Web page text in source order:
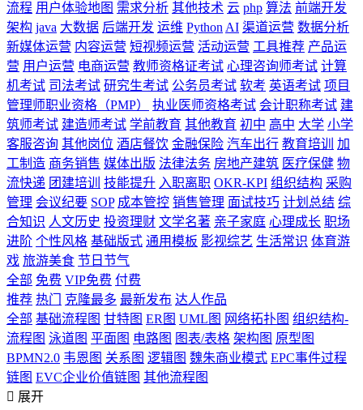
流程 用户体验地图 需求分析 其他技术 云 php 算法 前端开发
架构 java 大数据 后端开发 运维 Python AI 渠道运营 数据分析
新媒体运营 内容运营 短视频运营 活动运营 工具推荐 产品运
营 用户运营 电商运营 教师资格证考试 心理咨询师考试 计算
机考试 司法考试 研究生考试 公务员考试 软考 英语考试 项目
管理师职业资格（PMP）
执业医师资格考试 会计职称考试 建
筑师考试 建造师考试 学前教育 其他教育 初中 高中 大学 小学
客服咨询 其他岗位 酒店餐饮 金融保险 汽车出行 教育培训
加
工制造 商务销售 媒体出版 法律法务 房地产建筑 医疗保健 物
流快递 团建培训 技能提升 入职离职 OKR-KPI 组织结构 采购
管理 会议纪要 SOP 成本管控 销售管理 面试技巧 计划总结 综
合知识 人文历史 投资理财 文学名著 亲子家庭 心理成长 职场
进阶 个性风格 基础版式 通用模板 影视综艺 生活常识 体育游
戏 旅游美食 节日节气
全部 免费 VIP免费 付费
推荐 热门 克隆最多 最新发布 达人作品
全部 基础流程图 甘特图 ER图 UML图 网络拓扑图 组织结构-
流程图 泳道图 平面图 电路图 图表/表格 架构图 原型图
BPMN2.0 韦恩图 关系图 逻辑图 魏朱商业模式 EPC事件过程
链图 EVC企业价值链图 其他流程图
 展开